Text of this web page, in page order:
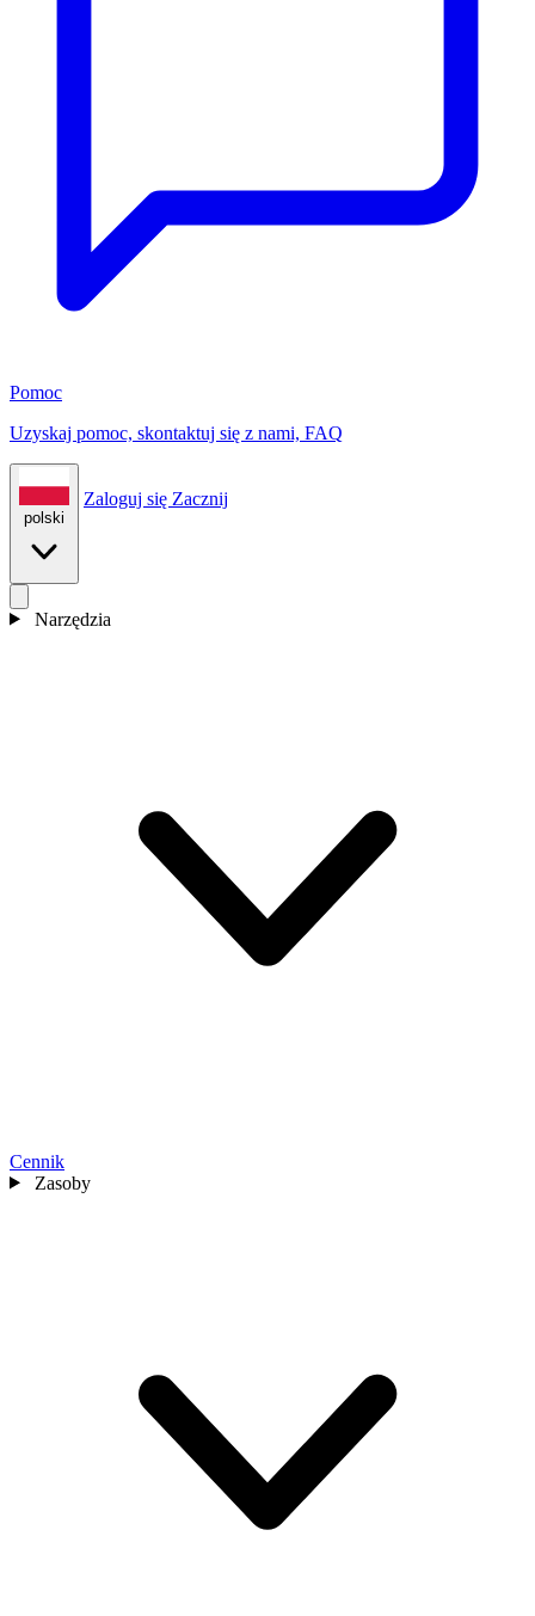
Pomoc
Uzyskaj pomoc, skontaktuj się z nami, FAQ
polski
Zaloguj się Zacznij
Narzędzia
Cennik
Zasoby